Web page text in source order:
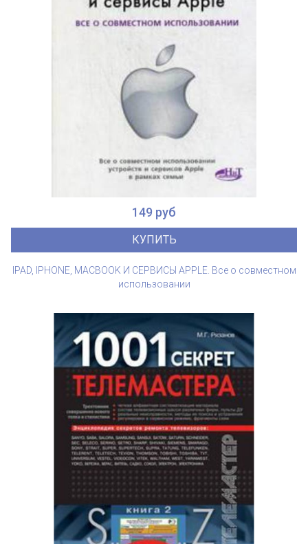
149 руб
КУПИТЬ
IPAD, IPHONE, MACBOOK И СЕРВИСЫ APPLE. Все о совместном
использовании